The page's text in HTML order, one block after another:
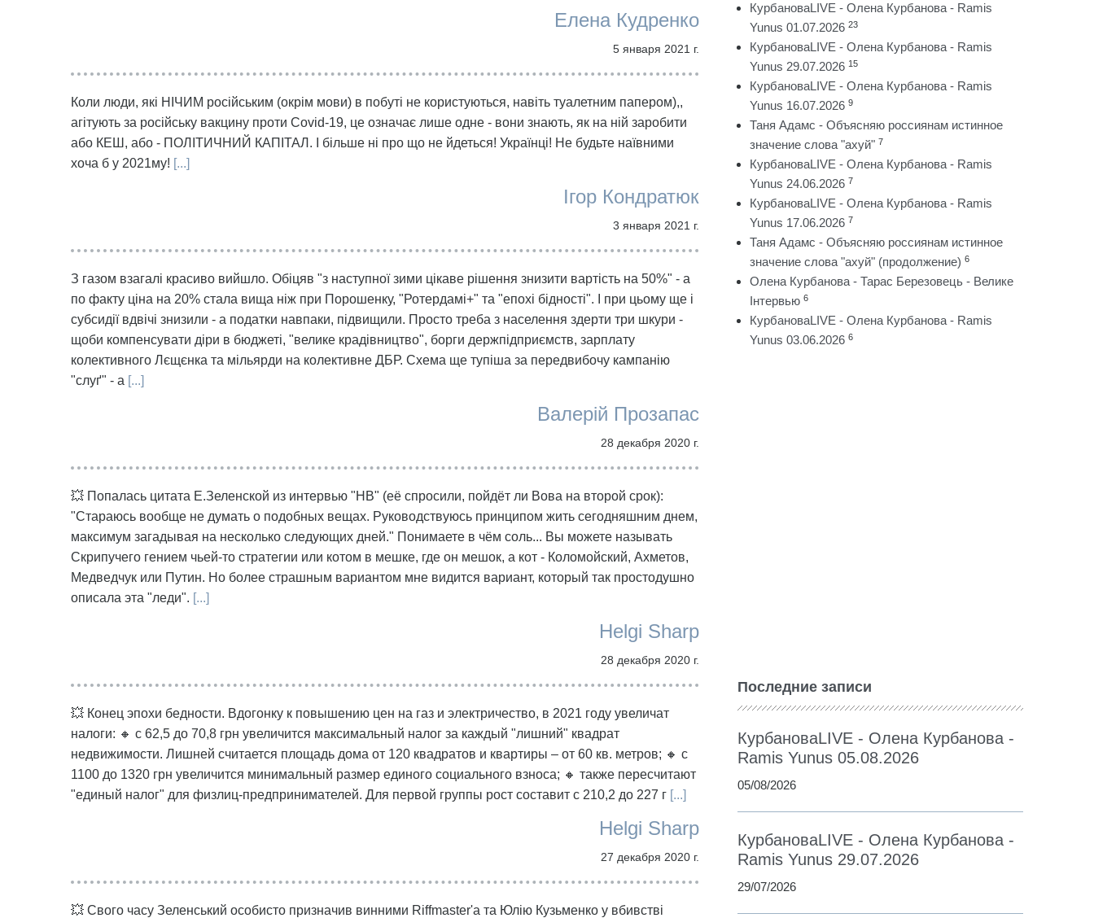
Елена Кудренко
5 января 2021 г.
Коли люди, які НІЧИМ російським (окрім мови) в побуті не користуються, навіть туалетним папером),,
агітують за російську вакцину проти Covid-19, це означає лише одне - вони знають, як на ній заробити
або КЕШ, або - ПОЛІТИЧНИЙ КАПІТАЛ. І більше ні про що не йдеться! Українці! Не будьте наївними
хоча б у 2021му! [...]
Ігор Кондратюк
3 января 2021 г.
З газом взагалі красиво вийшло. Обіцяв "з наступної зими цікаве рішення знизити вартість на 50%" - а
по факту ціна на 20% стала вища ніж при Порошенку, "Ротердамі+" та "епохі бідності". І при цьому ще і
субсидії вдвічі знизили - а податки навпаки, підвищили. Просто треба з населення здерти три шкури -
щоби компенсувати діри в бюджеті, "велике крадівництво", борги держпідприємств, зарплату
колективного Лєщєнка та мільярди на колективне ДБР. Схема ще тупіша за передвибочу кампанію
"слуґ" - а [...]
Валерій Прозапас
28 декабря 2020 г.
💥 Попалась цитата Е.Зеленской из интервью "НВ" (её спросили, пойдёт ли Вова на второй срок):
"Стараюсь вообще не думать о подобных вещах. Руководствуюсь принципом жить сегодняшним днем,
максимум загадывая на несколько следующих дней." Понимаете в чём соль... Вы можете называть
Скрипучего гением чьей-то стратегии или котом в мешке, где он мешок, а кот - Коломойский, Ахметов,
Медведчук или Путин. Но более страшным вариантом мне видится вариант, который так простодушно
описала эта "леди". [...]
Helgi Sharp
28 декабря 2020 г.
💥 Конец эпохи бедности. Вдогонку к повышению цен на газ и электричество, в 2021 году увеличат
налоги: 🔸 с 62,5 до 70,8 грн увеличится максимальный налог за каждый "лишний" квадрат
недвижимости. Лишней считается площадь дома от 120 квадратов и квартиры – от 60 кв. метров; 🔸 с
1100 до 1320 грн увеличится минимальный размер единого социального взноса; 🔸 также пересчитают
"единый налог" для физлиц-предпринимателей. Для первой группы рост составит с 210,2 до 227 г [...]
Helgi Sharp
27 декабря 2020 г.
💥 Свого часу Зеленський особисто призначив винними Riffmaster'а та Юлію Кузьменко у вбивстві
КурбановаLIVE - Олена Курбанова - Ramis
Yunus 01.07.2026 23
КурбановаLIVE - Олена Курбанова - Ramis
Yunus 29.07.2026 15
КурбановаLIVE - Олена Курбанова - Ramis
Yunus 16.07.2026 9
Таня Адамс - Объясняю россиянам истинное
значение слова "ахуй" 7
КурбановаLIVE - Олена Курбанова - Ramis
Yunus 24.06.2026 7
КурбановаLIVE - Олена Курбанова - Ramis
Yunus 17.06.2026 7
Таня Адамс - Объясняю россиянам истинное
значение слова "ахуй" (продолжение) 6
Олена Курбанова - Тарас Березовець - Велике
Інтервью 6
КурбановаLIVE - Олена Курбанова - Ramis
Yunus 03.06.2026 6
Последние записи
КурбановаLIVE - Олена Курбанова -
Ramis Yunus 05.08.2026
05/08/2026
КурбановаLIVE - Олена Курбанова -
Ramis Yunus 29.07.2026
29/07/2026